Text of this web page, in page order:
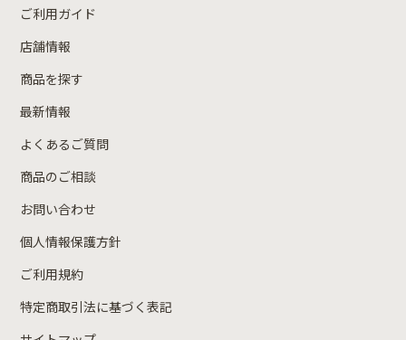
ご利用ガイド
店舗情報
商品を探す
最新情報
よくあるご質問
商品のご相談
お問い合わせ
個人情報保護方針
ご利用規約
特定商取引法に基づく表記